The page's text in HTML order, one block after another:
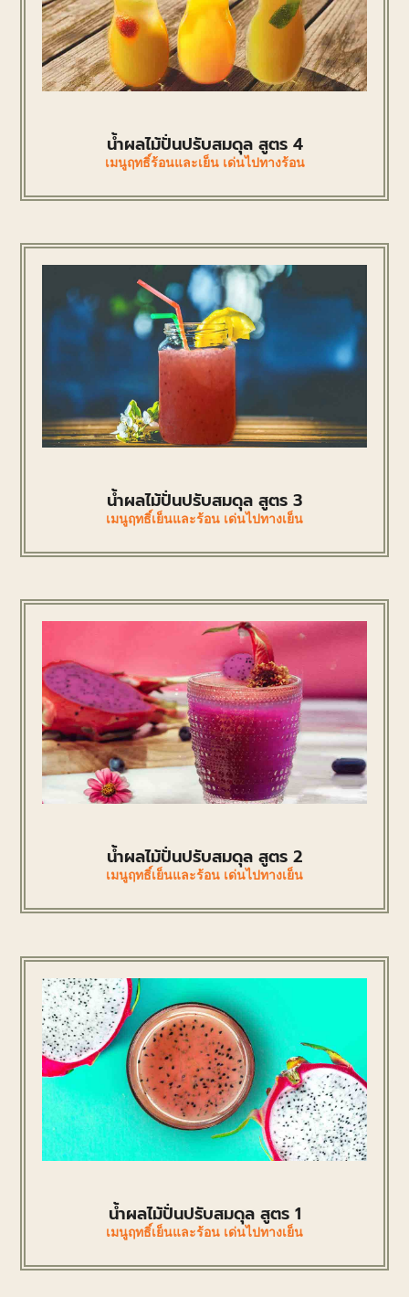
น้ำผลไม้ปั่นปรับสมดุล สูตร 4
เมนูฤทธิ์ร้อนและเย็น เด่นไปทางร้อน
น้ำผลไม้ปั่นปรับสมดุล สูตร 3
เมนูฤทธิ์เย็นและร้อน เด่นไปทางเย็น
น้ำผลไม้ปั่นปรับสมดุล สูตร 2
เมนูฤทธิ์เย็นและร้อน เด่นไปทางเย็น
น้ำผลไม้ปั่นปรับสมดุล สูตร 1
เมนูฤทธิ์เย็นและร้อน เด่นไปทางเย็น